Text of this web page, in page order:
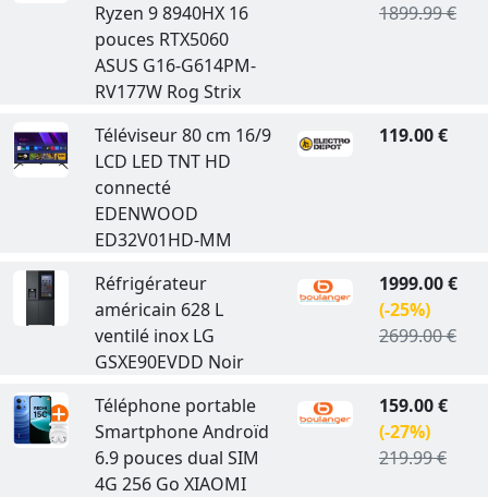
Ryzen 9 8940HX 16
pouces RTX5060
ASUS G16-G614PM-
RV177W Rog Strix
1899.99 €
Téléviseur 80 cm 16/9
LCD LED TNT HD
connecté
EDENWOOD
ED32V01HD-MM
119.00 €
Réfrigérateur
américain 628 L
ventilé inox LG
GSXE90EVDD Noir
1999.00 €
(-25%)
2699.00 €
Téléphone portable
Smartphone Androïd
6.9 pouces dual SIM
4G 256 Go XIAOMI
159.00 €
(-27%)
219.99 €